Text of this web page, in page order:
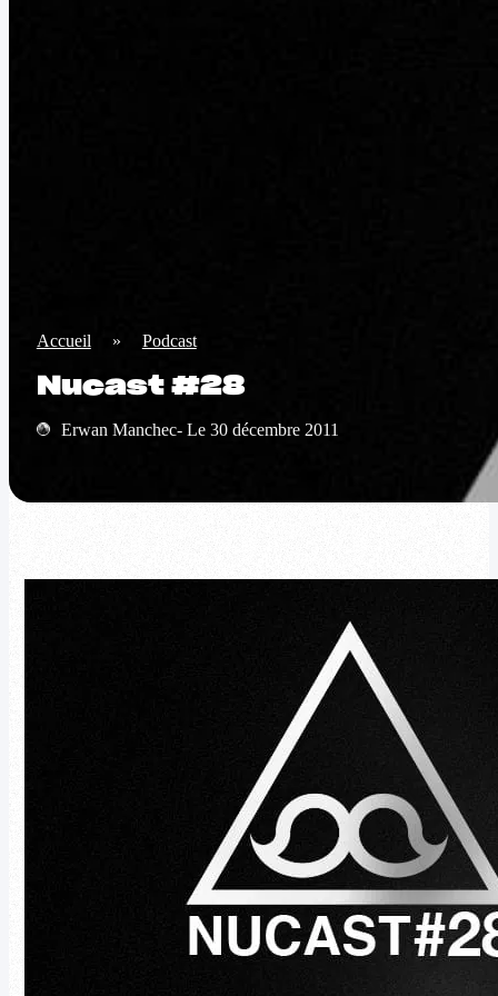
Accueil » Podcast
Nucast #28
Erwan Manchec- Le 30 décembre 2011